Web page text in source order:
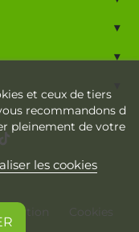
▾
▾
et ceux de tiers
recommandons d
pleinement de votre
les cookies
Cookies